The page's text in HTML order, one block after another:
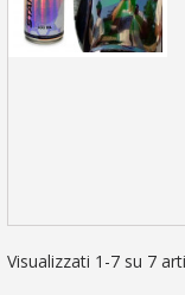
Visualizzati 1-7 su 7